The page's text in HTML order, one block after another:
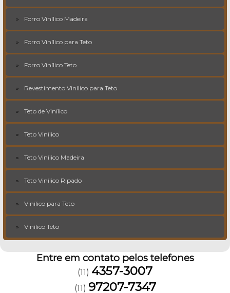
Forro Vinílico Madeira
Forro Vinílico para Teto
Forro Vinílico Teto
Revestimento Vinílico para Teto
Teto de Vinílico
Teto Vinílico
Teto Vinílico Madeira
Teto Vinílico Ripado
Vinílico para Teto
Vinílico Teto
Entre em contato pelos telefones
(11) 4357-3007
(11) 97207-7347